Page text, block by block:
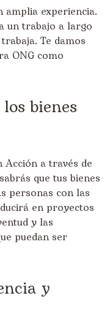
amplia experiencia.
un trabajo a largo
Te damos
ONG como
bienes
Acción a través de
que tus bienes
personas con las
en proyectos
y las
puedan ser
y